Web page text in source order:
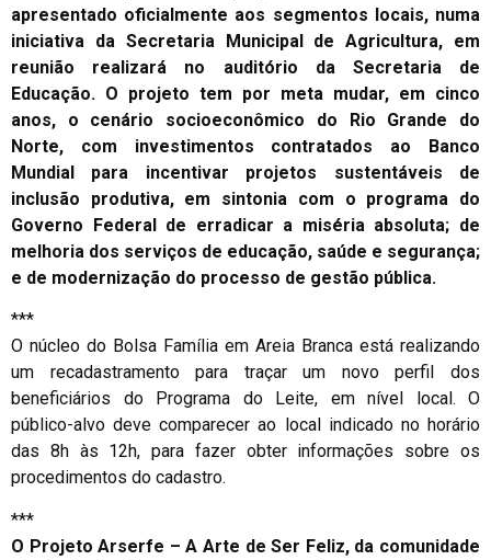
apresentado oficialmente aos segmentos locais, numa
iniciativa da Secretaria Municipal de Agricultura, em
reunião realizará no auditório da Secretaria de
Educação. O projeto tem por meta mudar, em cinco
anos, o cenário socioeconômico do Rio Grande do
Norte, com investimentos contratados ao Banco
Mundial para incentivar projetos sustentáveis de
inclusão produtiva, em sintonia com o programa do
Governo Federal de erradicar a miséria absoluta; de
melhoria dos serviços de educação, saúde e segurança;
e de modernização do processo de gestão pública.
***
O núcleo do Bolsa Família em Areia Branca está realizando
um recadastramento para traçar um novo perfil dos
beneficiários do Programa do Leite, em nível local. O
público-alvo deve comparecer ao local indicado no horário
das 8h às 12h, para fazer obter informações sobre os
procedimentos do cadastro.
***
O Projeto Arserfe – A Arte de Ser Feliz, da comunidade